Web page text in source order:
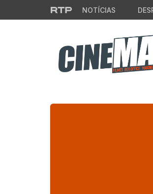
Saltar para o conteúdo principal
NOTÍCIAS